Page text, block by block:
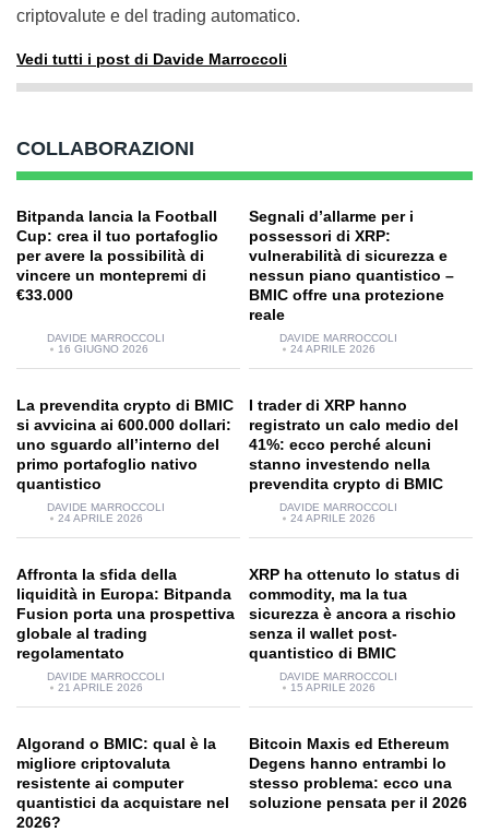
criptovalute e del trading automatico.
Vedi tutti i post di Davide Marroccoli
COLLABORAZIONI
Bitpanda lancia la Football
Cup: crea il tuo portafoglio
per avere la possibilità di
vincere un montepremi di
€33.000
DAVIDE MARROCCOLI
16 GIUGNO 2026
Segnali d’allarme per i
possessori di XRP:
vulnerabilità di sicurezza e
nessun piano quantistico –
BMIC offre una protezione
reale
DAVIDE MARROCCOLI
24 APRILE 2026
La prevendita crypto di BMIC
si avvicina ai 600.000 dollari:
uno sguardo all’interno del
primo portafoglio nativo
quantistico
DAVIDE MARROCCOLI
24 APRILE 2026
I trader di XRP hanno
registrato un calo medio del
41%: ecco perché alcuni
stanno investendo nella
prevendita crypto di BMIC
DAVIDE MARROCCOLI
24 APRILE 2026
Affronta la sfida della
liquidità in Europa: Bitpanda
Fusion porta una prospettiva
globale al trading
regolamentato
DAVIDE MARROCCOLI
21 APRILE 2026
XRP ha ottenuto lo status di
commodity, ma la tua
sicurezza è ancora a rischio
senza il wallet post-
quantistico di BMIC
DAVIDE MARROCCOLI
15 APRILE 2026
Algorand o BMIC: qual è la
migliore criptovaluta
resistente ai computer
quantistici da acquistare nel
2026?
Bitcoin Maxis ed Ethereum
Degens hanno entrambi lo
stesso problema: ecco una
soluzione pensata per il 2026